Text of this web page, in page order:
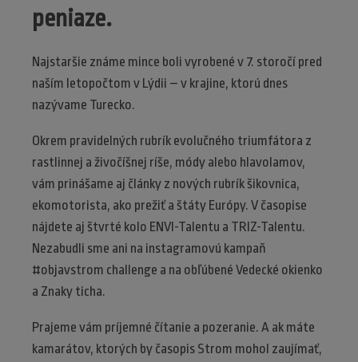
peniaze.
Najstaršie známe mince boli vyrobené v 7. storočí pred
naším letopočtom v Lýdii – v krajine, ktorú dnes
nazývame Turecko.
Okrem pravidelných rubrík evolučného triumfátora z
rastlinnej a živočíšnej ríše, módy alebo hlavolamov,
vám prinášame aj články z nových rubrík šikovnica,
ekomotorista, ako prežiť a štáty Európy. V časopise
nájdete aj štvrté kolo ENVI-Talentu a TRIZ-Talentu.
Nezabudli sme ani na instagramovú kampaň
#objavstrom challenge a na obľúbené Vedecké okienko
a Znaky ticha.
Prajeme vám príjemné čítanie a pozeranie. A ak máte
kamarátov, ktorých by časopis Strom mohol zaujímať,